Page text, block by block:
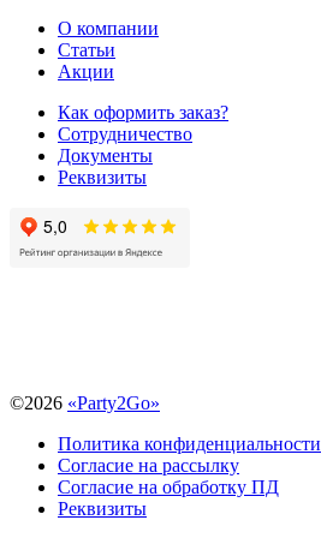
О компании
Статьи
Акции
Как оформить заказ?
Сотрудничество
Документы
Реквизиты
©2026 «Party2Go»
Политика конфиденциальности
Согласие на рассылку
Согласие на обработку ПД
Реквизиты